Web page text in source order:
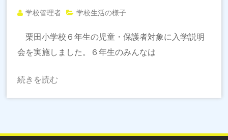
学校管理者 学校生活の様子
栗田小学校６年生の児童・保護者対象に入学説明
会を実施しました。６年生のみんなは
続きを読む